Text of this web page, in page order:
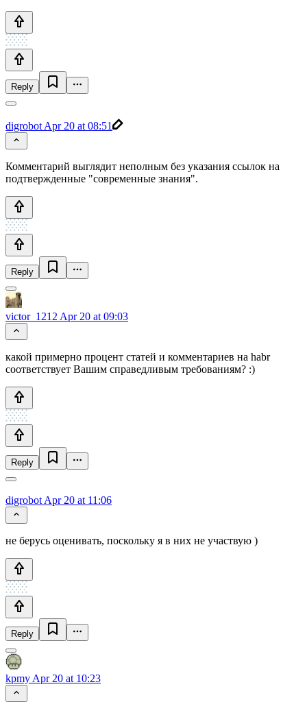
Reply
digrobot Apr 20 at 08:51
Комментарий выглядит неполным без указания ссылок на
подтвержденные "современные знания".
Reply
victor_1212 Apr 20 at 09:03
какой примерно процент статей и комментариев на habr
соответствует Вашим справедливым требованиям? :)
Reply
digrobot Apr 20 at 11:06
не берусь оценивать, поскольку я в них не участвую )
Reply
kpmy Apr 20 at 10:23